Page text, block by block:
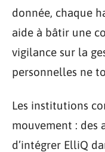
donnée, chaque
aide à bâtir une
vigilance sur la
personnelles ne
Les institutions
mouvement : des
d’intégrer ElliQ